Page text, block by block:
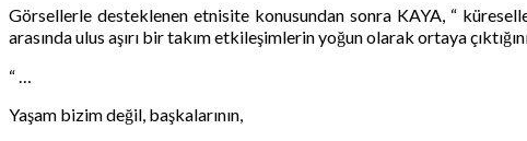
Görsellerle desteklenen etnisite konusundan sonra KAYA, “
arasında ulus aşırı bir takım etkileşimlerin yoğun olarak ortaya
“ …
Yaşam bizim değil, başkalarının,